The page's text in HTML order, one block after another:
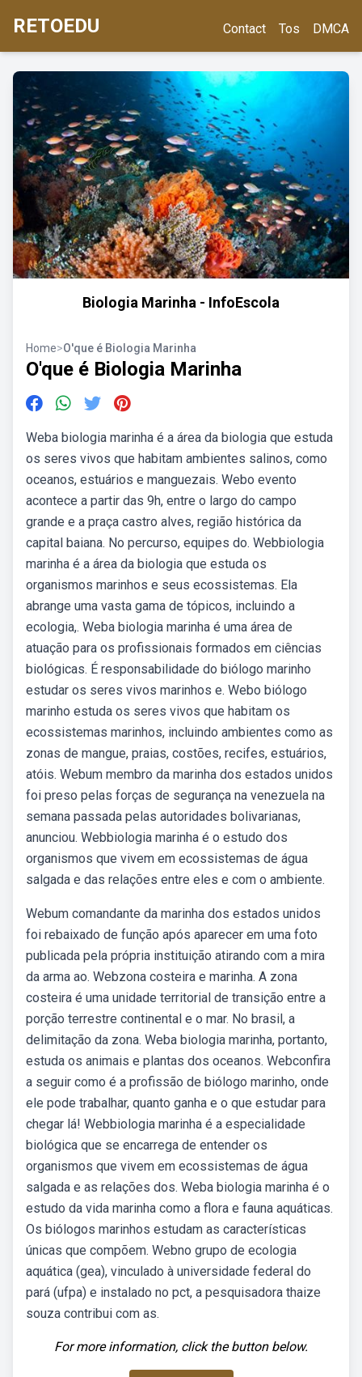
RETOEDU Contact Tos DMCA
Biologia Marinha - InfoEscola
Home>O'que é Biologia Marinha
O'que é Biologia Marinha
Weba biologia marinha é a área da biologia que estuda
os seres vivos que habitam ambientes salinos, como
oceanos, estuários e manguezais. Webo evento
acontece a partir das 9h, entre o largo do campo
grande e a praça castro alves, região histórica da
capital baiana. No percurso, equipes do. Webbiologia
marinha é a área da biologia que estuda os
organismos marinhos e seus ecossistemas. Ela
abrange uma vasta gama de tópicos, incluindo a
ecologia,. Weba biologia marinha é uma área de
atuação para os profissionais formados em ciências
biológicas. É responsabilidade do biólogo marinho
estudar os seres vivos marinhos e. Webo biólogo
marinho estuda os seres vivos que habitam os
ecossistemas marinhos, incluindo ambientes como as
zonas de mangue, praias, costões, recifes, estuários,
atóis. Webum membro da marinha dos estados unidos
foi preso pelas forças de segurança na venezuela na
semana passada pelas autoridades bolivarianas,
anunciou. Webbiologia marinha é o estudo dos
organismos que vivem em ecossistemas de água
salgada e das relações entre eles e com o ambiente.
Webum comandante da marinha dos estados unidos
foi rebaixado de função após aparecer em uma foto
publicada pela própria instituição atirando com a mira
da arma ao. Webzona costeira e marinha. A zona
costeira é uma unidade territorial de transição entre a
porção terrestre continental e o mar. No brasil, a
delimitação da zona. Weba biologia marinha, portanto,
estuda os animais e plantas dos oceanos. Webconfira
a seguir como é a profissão de biólogo marinho, onde
ele pode trabalhar, quanto ganha e o que estudar para
chegar lá! Webbiologia marinha é a especialidade
biológica que se encarrega de entender os
organismos que vivem em ecossistemas de água
salgada e as relações dos. Weba biologia marinha é o
estudo da vida marinha como a flora e fauna aquáticas.
Os biólogos marinhos estudam as características
únicas que compõem. Webno grupo de ecologia
aquática (gea), vinculado à universidade federal do
pará (ufpa) e instalado no pct, a pesquisadora thaize
souza contribui com as.
For more information, click the button below.